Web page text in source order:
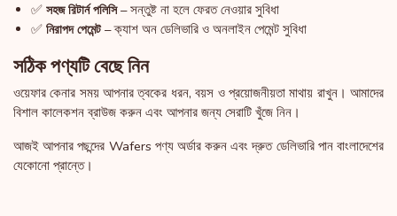
✅ সহজ রিটার্ন পলিসি– সন্তুষ্ট না হলে ফেরত নেওয়ার সুবিধা
✅ নিরাপদ পেমেন্ট– ক্যাশ অন ডেলিভারি ও অনলাইন পেমেন্ট সুবিধা
সঠিক পণ্যটি বেছে নিন
ওয়েফার কেনার সময় আপনার ত্বকের ধরন, বয়স ও প্রয়োজনীয়তা মাথায় রাখুন। আমাদের
বিশাল কালেকশন ব্রাউজ করুন এবং আপনার জন্য সেরাটি খুঁজে নিন।
আজই আপনার পছন্দের Wafers পণ্য অর্ডার করুন এবং দ্রুত ডেলিভারি পান বাংলাদেশের
যেকোনো প্রান্তে।